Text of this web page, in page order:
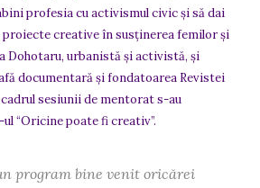
profesia cu activismul civic și să dai
creative în susținerea femilor și
Dohotaru, urbanistă și activistă, și
documentară și fondatoarea Revistei
sesiunii de mentorat s-au
“Oricine poate fi creativ”.
program bine venit oricărei